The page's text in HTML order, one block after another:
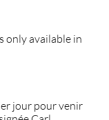
only available in
jour pour venir